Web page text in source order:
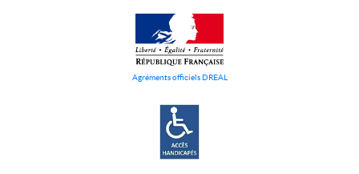
Agréments officiels DREAL